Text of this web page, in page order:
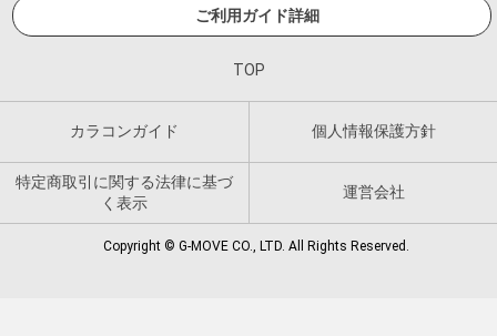
ご利用ガイド詳細
TOP
カラコンガイド 個人情報保護方針
特定商取引に関する法律に基づ
く表示
運営会社
Copyright © G-MOVE CO., LTD. All Rights Reserved.